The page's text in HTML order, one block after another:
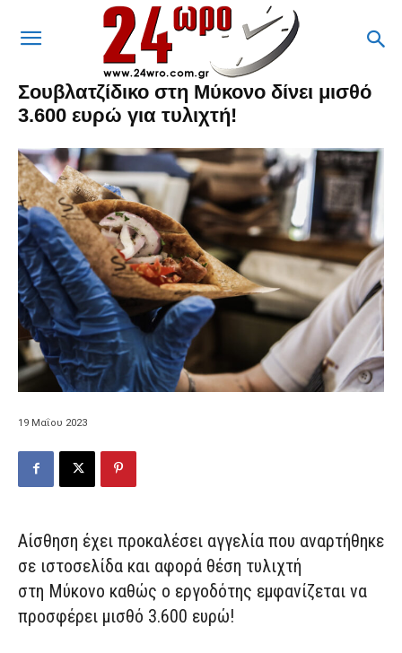
Σουβλατζίδικο στη Μύκονο δίνει μισθό
3.600 ευρώ για τυλιχτή!
19 Μαΐου 2023
Αίσθηση έχει προκαλέσει αγγελία που αναρτήθηκε
σε ιστοσελίδα και αφορά θέση τυλιχτή
στη Μύκονο καθώς ο εργοδότης εμφανίζεται να
προσφέρει μισθό 3.600 ευρώ!